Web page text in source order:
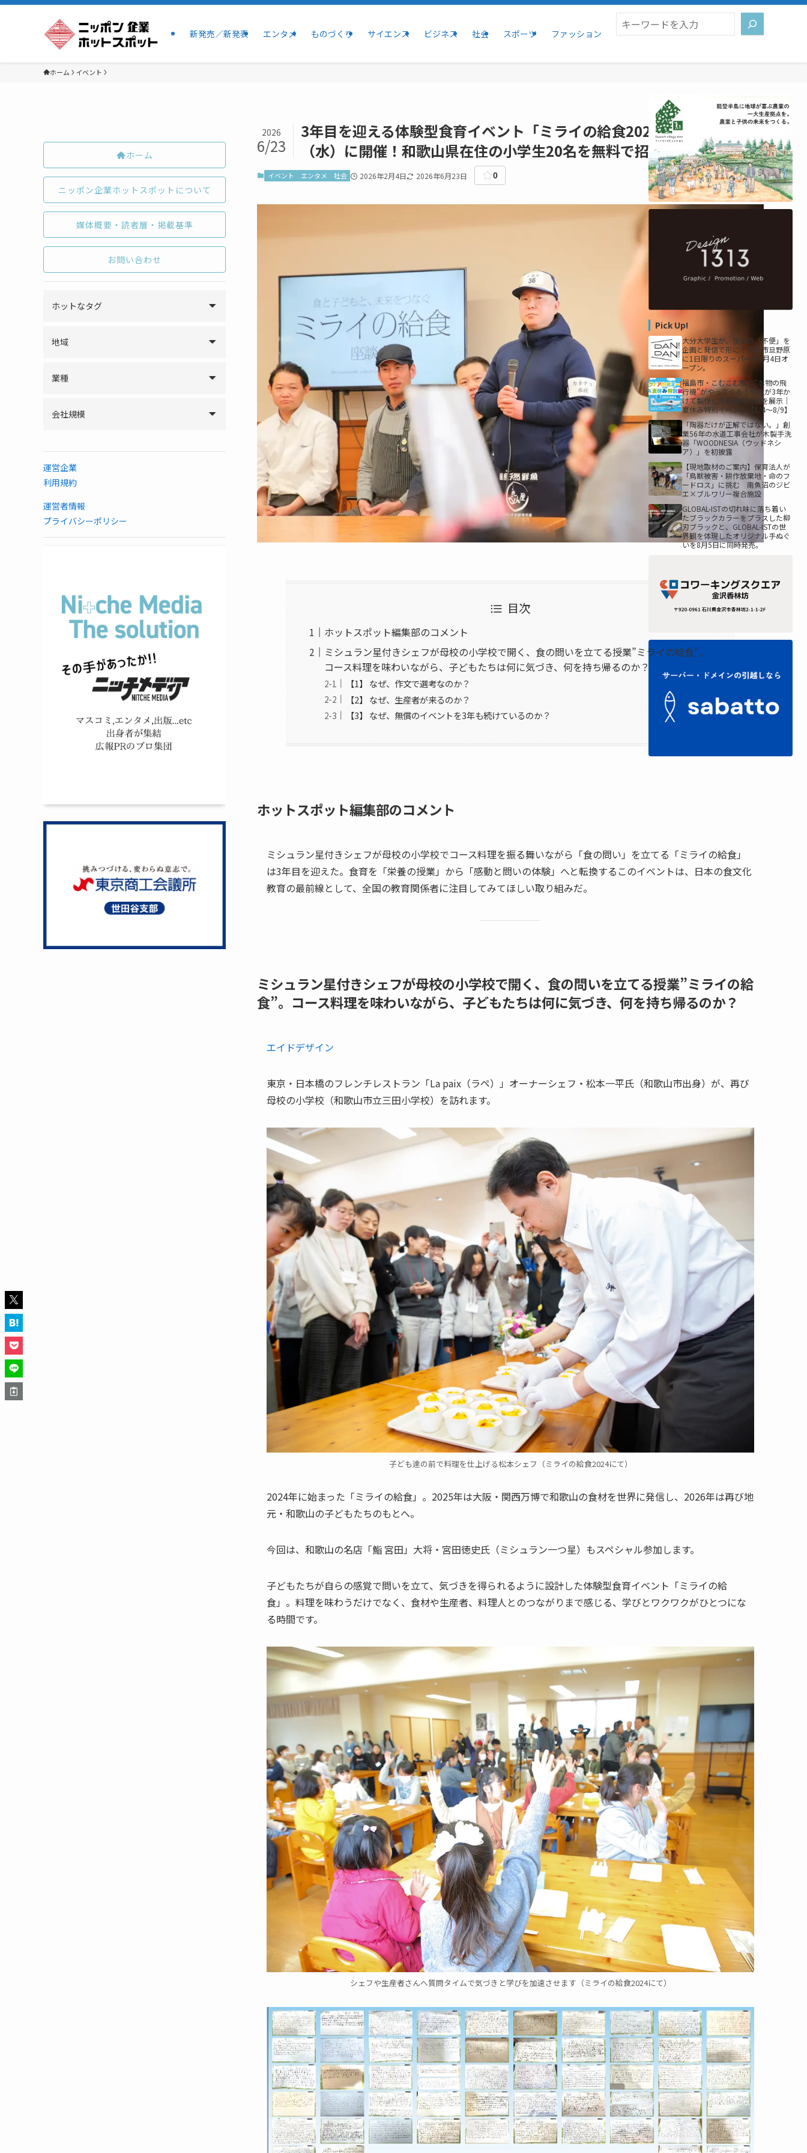
新発売／新発表 エンタメ ものづくり サイエンス ビジネス 社会 スポーツ ファッション
検索
ホーム イベント
Pick Up!
大分大学生が、学生の「不便」を
企画と発信で形に！大分市旦野原
に1日限りのスーパーを8月4日オ
ープン。
福島市・こむこむ館に"本物の飛
行機"がやってくる！学生が3年か
けて製作した軽量飛行機を展示｜
夏休み特別イベント【8/4〜8/9】
「陶器だけが正解ではない。」創
業56年の水道工事会社が木製手洗
器「WOODNESIA（ウッドネシ
ア）」を初披露
【現地取材のご案内】保育法人が
「鳥獣被害・耕作放棄地・命のフ
ードロス」に挑む 南魚沼のジビ
エ×ブルワリー複合施設
GLOBAL-ISTの切れ味に落ち着い
たブラックカラーをプラスした柳
刃ブラックと、GLOBAL-ISTの世
界観を体現したオリジナル手ぬぐ
いを8月5日に同時発売。
3年目を迎える体験型食育イベント「ミライの給食2026」が2月11日
（水）に開催！和歌山県在住の小学生20名を無料で招待。
2026
6/23
イベント エンタメ 社会 2026年2月4日 2026年6月23日 0
目次
ホットスポット編集部のコメント
ミシュラン星付きシェフが母校の小学校で開く、食の問いを立てる授業”ミライの給食”。
コース料理を味わいながら、子どもたちは何に気づき、何を持ち帰るのか？
【1】 なぜ、作文で選考なのか？
【2】 なぜ、生産者が来るのか？
【3】 なぜ、無償のイベントを3年も続けているのか？
ホットスポット編集部のコメント
ミシュラン星付きシェフが母校の小学校でコース料理を振る舞いながら「食の問い」を立てる「ミライの給食」
は3年目を迎えた。食育を「栄養の授業」から「感動と問いの体験」へと転換するこのイベントは、日本の食文化
教育の最前線として、全国の教育関係者に注目してみてほしい取り組みだ。
ミシュラン星付きシェフが母校の小学校で開く、食の問いを立てる授業”ミライの給
食”。コース料理を味わいながら、子どもたちは何に気づき、何を持ち帰るのか？
エイドデザイン
東京・日本橋のフレンチレストラン「La paix（ラペ）」オーナーシェフ・松本一平氏（和歌山市出身）が、再び
母校の小学校（和歌山市立三田小学校）を訪れます。
子ども達の前で料理を仕上げる松本シェフ（ミライの給食2024にて）
2024年に始まった「ミライの給食」。2025年は大阪・関西万博で和歌山の食材を世界に発信し、2026年は再び地
元・和歌山の子どもたちのもとへ。
今回は、和歌山の名店「鮨 宮田」大将・宮田徳史氏（ミシュラン一つ星）もスペシャル参加します。
子どもたちが自らの感覚で問いを立て、気づきを得られるように設計した体験型食育イベント「ミライの給
食」。料理を味わうだけでなく、食材や生産者、料理人とのつながりまで感じる、学びとワクワクがひとつにな
る時間です。
シェフや生産者さんへ質問タイムで気づきと学びを加速させます（ミライの給食2024にて）
ホーム
ニッポン企業ホットスポットについて
媒体概要・読者層・掲載基準
お問い合わせ
ホットなタグ
地域
業種
会社規模
運営企業
利用規約
運営者情報
プライバシーポリシー